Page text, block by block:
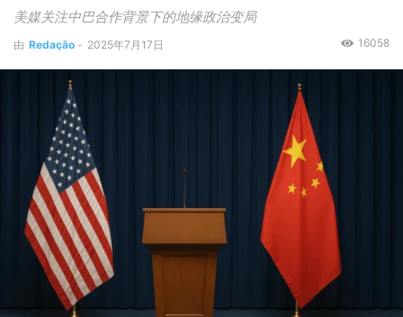
美媒关注中巴合作背景下的地缘政治变局
由 Redação - 2025年7月17日 16058